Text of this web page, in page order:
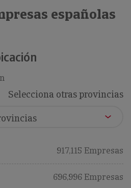
españolas
Selecciona otras provincias
917,115 Empresas
696,996 Empresas